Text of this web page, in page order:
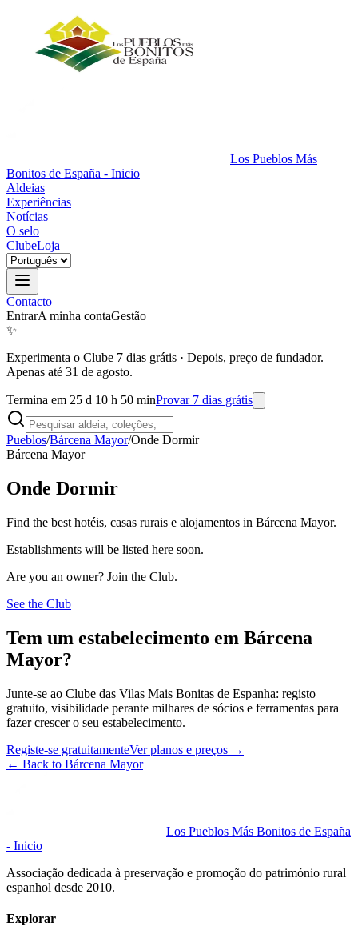
Los Pueblos Más
Bonitos de España - Inicio
Aldeias
Experiências
Notícias
O selo
ClubeLoja
Contacto
EntrarA minha contaGestão
✨
Experimenta o Clube 7 dias grátis · Depois, preço de fundador.
Apenas até 31 de agosto.
Termina em 25 d 10 h 50 minProvar 7 dias grátis
Pueblos/Bárcena Mayor/Onde Dormir
Bárcena Mayor
Onde Dormir
Find the best hotéis, casas rurais e alojamentos in Bárcena Mayor.
Establishments will be listed here soon.
Are you an owner? Join the Club.
See the Club
Tem um estabelecimento em Bárcena
Mayor?
Junte-se ao Clube das Vilas Mais Bonitas de Espanha: registo
gratuito, visibilidade perante milhares de sócios e ferramentas para
fazer crescer o seu estabelecimento.
Registe-se gratuitamenteVer planos e preços →
← Back to Bárcena Mayor
Los Pueblos Más Bonitos de España
- Inicio
Associação dedicada à preservação e promoção do património rural
espanhol desde 2010.
Explorar